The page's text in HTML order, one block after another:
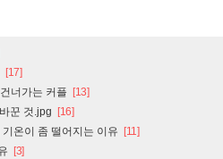
[17]
너가는 커플 [13]
꾼 것.jpg [16]
온이 좀 떨어지는 이유 [11]
[3]